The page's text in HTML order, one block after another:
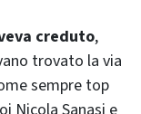
creduto,
trovato la via
sempre top